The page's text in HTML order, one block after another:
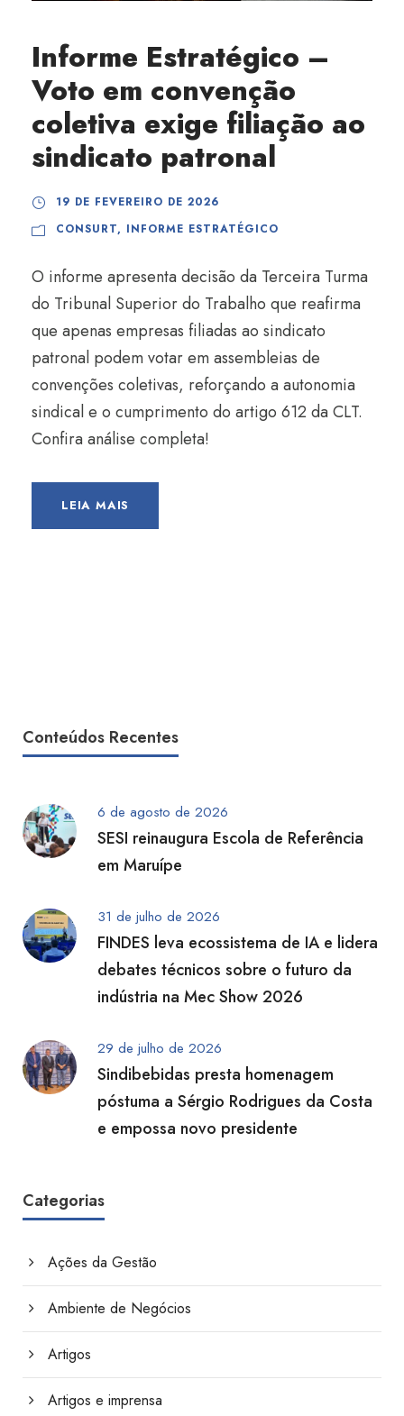
Informe Estratégico –
Voto em convenção
coletiva exige filiação ao
sindicato patronal
19 DE FEVEREIRO DE 2026
CONSURT, INFORME ESTRATÉGICO
O informe apresenta decisão da Terceira Turma
do Tribunal Superior do Trabalho que reafirma
que apenas empresas filiadas ao sindicato
patronal podem votar em assembleias de
convenções coletivas, reforçando a autonomia
sindical e o cumprimento do artigo 612 da CLT.
Confira análise completa!
LEIA MAIS
Conteúdos Recentes
6 de agosto de 2026
SESI reinaugura Escola de Referência
em Maruípe
31 de julho de 2026
FINDES leva ecossistema de IA e lidera
debates técnicos sobre o futuro da
indústria na Mec Show 2026
29 de julho de 2026
Sindibebidas presta homenagem
póstuma a Sérgio Rodrigues da Costa
e empossa novo presidente
Categorias
Ações da Gestão
Ambiente de Negócios
Artigos
Artigos e imprensa